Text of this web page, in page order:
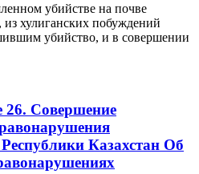
убийстве на почве
хулиганских побуждений
убийство, и в совершении
26. Совершение
Казахстан Об